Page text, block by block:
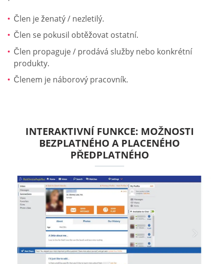
Člen je ženatý / nezletilý.
Člen se pokusil obtěžovat ostatní.
Člen propaguje / prodává služby nebo konkrétní
produkty.
Členem je náborový pracovník.
INTERAKTIVNÍ FUNKCE: MOŽNOSTI
BEZPLATNÉHO A PLACENÉHO
PŘEDPLATNÉHO